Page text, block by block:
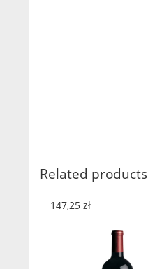
Related products
147,25 zł